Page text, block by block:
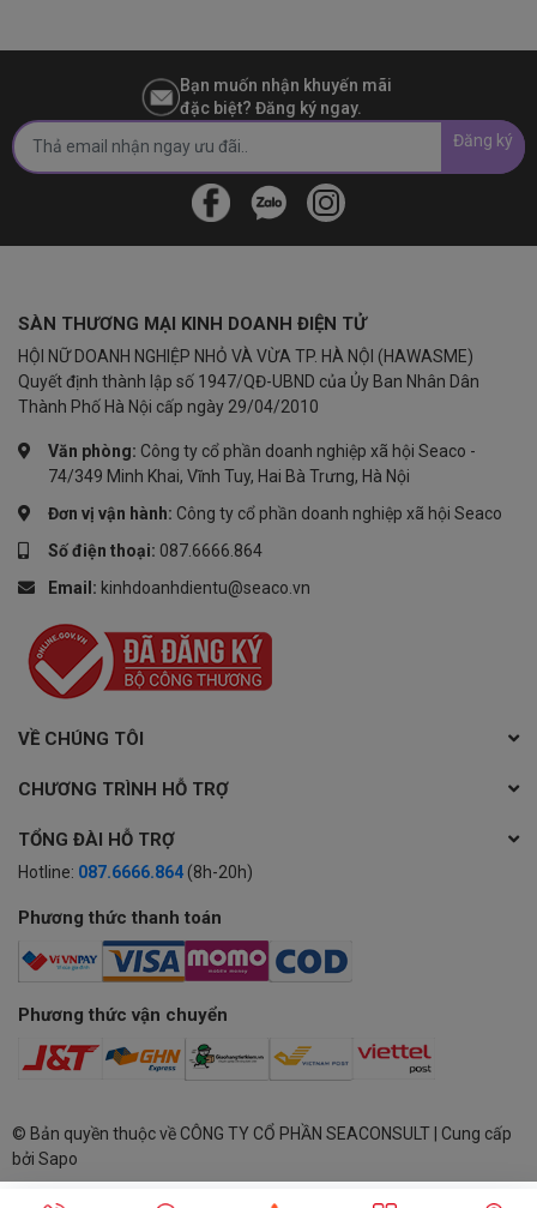
Bạn muốn nhận khuyến mãi
đặc biệt? Đăng ký ngay.
Đăng ký
SÀN THƯƠNG MẠI KINH DOANH ĐIỆN TỬ
HỘI NỮ DOANH NGHIỆP NHỎ VÀ VỪA TP. HÀ NỘI (HAWASME)
Quyết định thành lập số 1947/QĐ-UBND của Ủy Ban Nhân Dân
Thành Phố Hà Nội cấp ngày 29/04/2010
Văn phòng: Công ty cổ phần doanh nghiệp xã hội Seaco -
74/349 Minh Khai, Vĩnh Tuy, Hai Bà Trưng, Hà Nội
Đơn vị vận hành: Công ty cổ phần doanh nghiệp xã hội Seaco
Số điện thoại: 087.6666.864
Email: kinhdoanhdientu@seaco.vn
VỀ CHÚNG TÔI
CHƯƠNG TRÌNH HỖ TRỢ
TỔNG ĐÀI HỖ TRỢ
Hotline: 087.6666.864 (8h-20h)
Phương thức thanh toán
Phương thức vận chuyển
© Bản quyền thuộc về CÔNG TY CỔ PHẦN SEACONSULT | Cung cấp
bởi Sapo